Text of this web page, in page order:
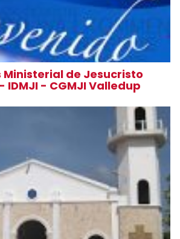
Ministerial de Jesucristo
- CGMJI Valledup